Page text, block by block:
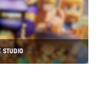
STUDIO